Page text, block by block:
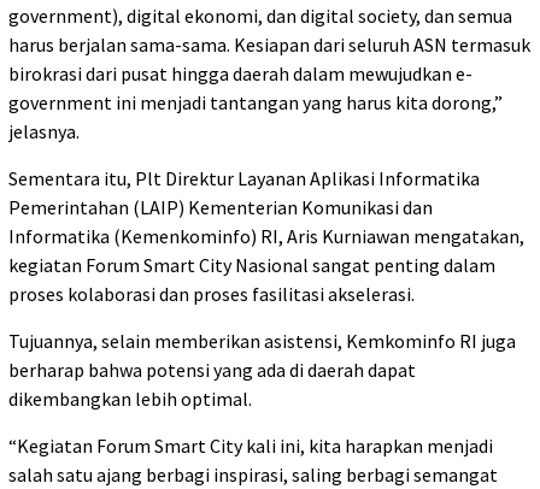
government), digital ekonomi, dan digital society, dan semua
harus berjalan sama-sama. Kesiapan dari seluruh ASN termasuk
birokrasi dari pusat hingga daerah dalam mewujudkan e-
government ini menjadi tantangan yang harus kita dorong,”
jelasnya.
Sementara itu, Plt Direktur Layanan Aplikasi Informatika
Pemerintahan (LAIP) Kementerian Komunikasi dan
Informatika (Kemenkominfo) RI, Aris Kurniawan mengatakan,
kegiatan Forum Smart City Nasional sangat penting dalam
proses kolaborasi dan proses fasilitasi akselerasi.
Tujuannya, selain memberikan asistensi, Kemkominfo RI juga
berharap bahwa potensi yang ada di daerah dapat
dikembangkan lebih optimal.
“Kegiatan Forum Smart City kali ini, kita harapkan menjadi
salah satu ajang berbagi inspirasi, saling berbagi semangat